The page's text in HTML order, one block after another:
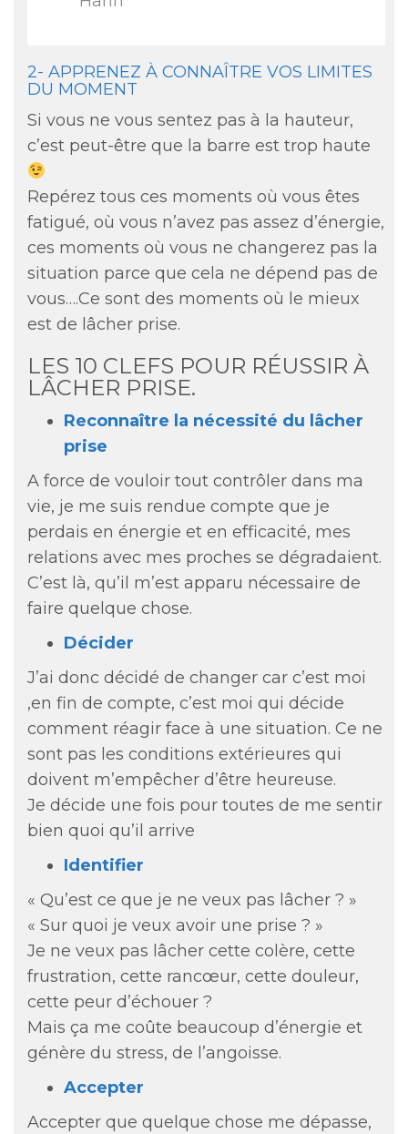
2- APPRENEZ À CONNAÎTRE VOS LIMITES
DU MOMENT
Si vous ne vous sentez pas à la hauteur,
c’est peut-être que la barre est trop haute
Repérez tous ces moments où vous êtes
fatigué, où vous n’avez pas assez d’énergie,
ces moments où vous ne changerez pas la
situation parce que cela ne dépend pas de
vous….Ce sont des moments où le mieux
est de lâcher prise.
LES 10 CLEFS POUR RÉUSSIR À
LÂCHER PRISE.
Reconnaître la nécessité du lâcher
prise
A force de vouloir tout contrôler dans ma
vie, je me suis rendue compte que je
perdais en énergie et en efficacité, mes
relations avec mes proches se dégradaient.
C’est là, qu’il m’est apparu nécessaire de
faire quelque chose.
Décider
J’ai donc décidé de changer car c’est moi
,en fin de compte, c’est moi qui décide
comment réagir face à une situation. Ce ne
sont pas les conditions extérieures qui
doivent m’empêcher d’être heureuse.
Je décide une fois pour toutes de me sentir
bien quoi qu’il arrive
Identifier
« Qu’est ce que je ne veux pas lâcher ? »
« Sur quoi je veux avoir une prise ? »
Je ne veux pas lâcher cette colère, cette
frustration, cette rancœur, cette douleur,
cette peur d’échouer ?
Mais ça me coûte beaucoup d’énergie et
génère du stress, de l’angoisse.
Accepter
Accepter que quelque chose me dépasse,